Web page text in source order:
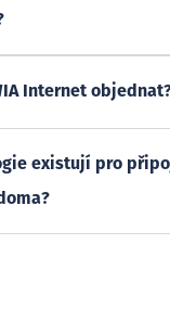
Internet
existují pro